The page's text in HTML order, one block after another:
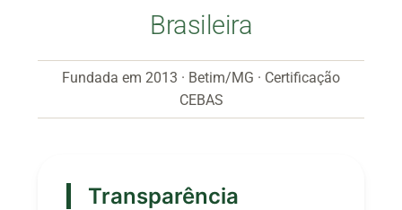
Brasileira
Fundada em 2013 · Betim/MG · Certificação
CEBAS
Transparência